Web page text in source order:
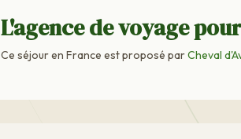
L'agence de voyage
Ce séjour en France est proposé parCheval